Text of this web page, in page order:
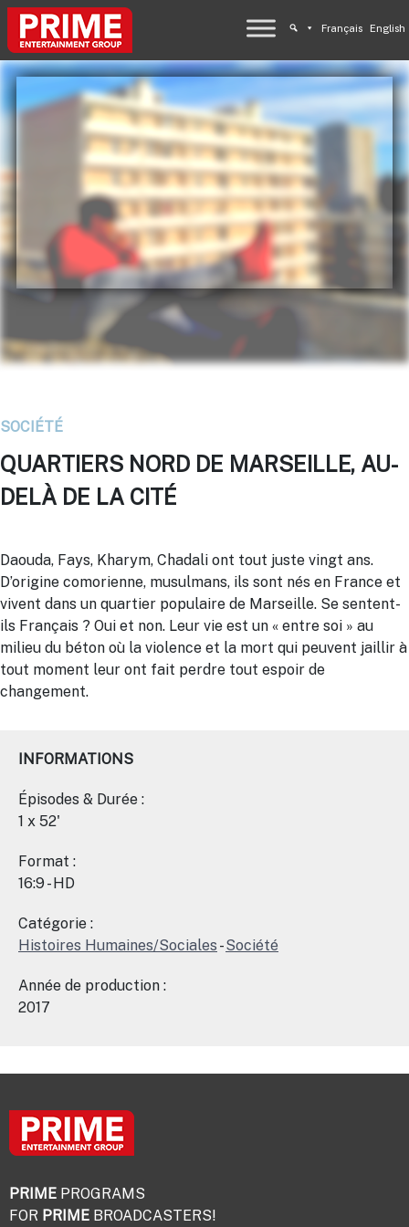
Français English
SOCIÉTÉ
QUARTIERS NORD DE MARSEILLE, AU-
DELÀ DE LA CITÉ
Daouda, Fays, Kharym, Chadali ont tout juste vingt ans.
D’origine comorienne, musulmans, ils sont nés en France et
vivent dans un quartier populaire de Marseille. Se sentent-
ils Français ? Oui et non. Leur vie est un « entre soi » au
milieu du béton où la violence et la mort qui peuvent jaillir à
tout moment leur ont fait perdre tout espoir de
changement.
INFORMATIONS
Épisodes & Durée :
1 x 52'
Format :
16:9 - HD
Catégorie :
Histoires Humaines/Sociales -Société
Année de production :
2017
PRIME PROGRAMS
FOR PRIME BROADCASTERS!